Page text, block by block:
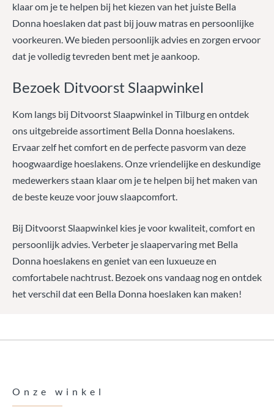
klaar om je te helpen bij het kiezen van het juiste Bella
Donna hoeslaken dat past bij jouw matras en persoonlijke
voorkeuren. We bieden persoonlijk advies en zorgen ervoor
dat je volledig tevreden bent met je aankoop.
Bezoek Ditvoorst Slaapwinkel
Kom langs bij Ditvoorst Slaapwinkel in Tilburg en ontdek
ons uitgebreide assortiment Bella Donna hoeslakens.
Ervaar zelf het comfort en de perfecte pasvorm van deze
hoogwaardige hoeslakens. Onze vriendelijke en deskundige
medewerkers staan klaar om je te helpen bij het maken van
de beste keuze voor jouw slaapcomfort.
Bij Ditvoorst Slaapwinkel kies je voor kwaliteit, comfort en
persoonlijk advies. Verbeter je slaapervaring met Bella
Donna hoeslakens en geniet van een luxueuze en
comfortabele nachtrust. Bezoek ons vandaag nog en ontdek
het verschil dat een Bella Donna hoeslaken kan maken!
Onze winkel